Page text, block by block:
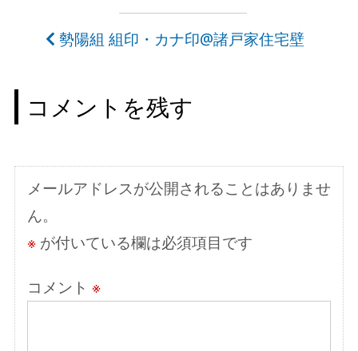
ゲ
ー
ョ
ン
勢陽組 組印・カナ印@諸戸家住宅壁
コメントを残す
メールアドレスが公開されることはありませ
ん。
※が付いている欄は必須項目です
コメント ※